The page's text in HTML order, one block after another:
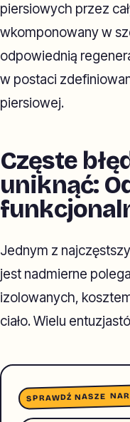
piersiowych przez
wkomponowany w
odpowiednią
w postaci
piersiowej.
Częste
uniknąć:
Jednym z
jest nadmierne
izolowanych,
ciało. Wielu
SPRAWDŹ NASZE